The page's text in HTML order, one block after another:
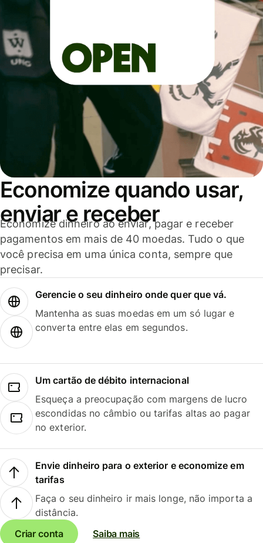
Economize quando usar,
enviar e receber
Economize dinheiro ao enviar, pagar e receber
pagamentos em mais de 40 moedas. Tudo o que
você precisa em uma única conta, sempre que
precisar.
Gerencie o seu dinheiro onde quer que vá.
Mantenha as suas moedas em um só lugar e
converta entre elas em segundos.
Um cartão de débito internacional
Esqueça a preocupação com margens de lucro
escondidas no câmbio ou tarifas altas ao pagar
no exterior.
Envie dinheiro para o exterior e economize em
tarifas
Faça o seu dinheiro ir mais longe, não importa a
distância.
Criar conta
Saiba mais